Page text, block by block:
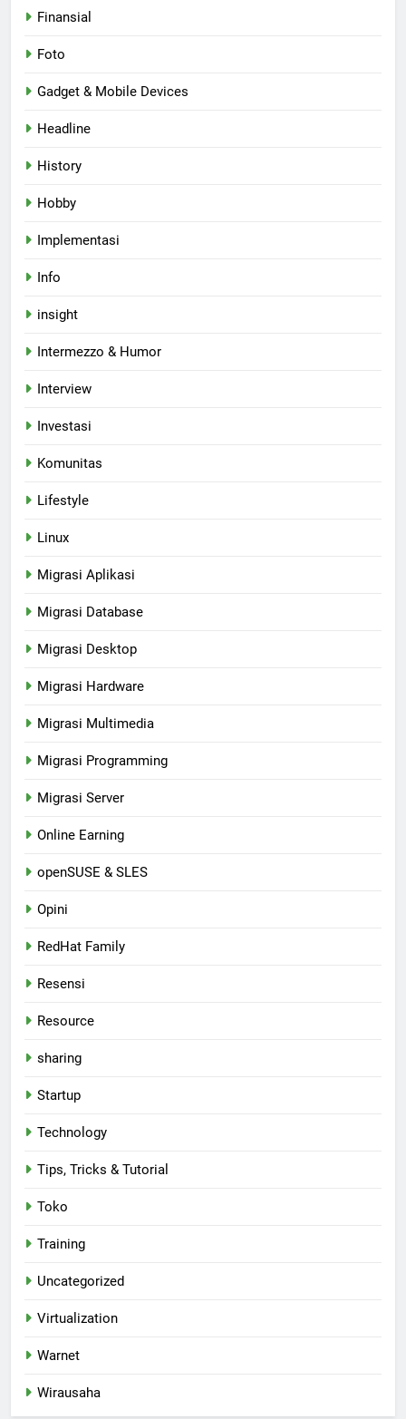
Finansial
Foto
Gadget & Mobile Devices
Headline
History
Hobby
Implementasi
Info
insight
Intermezzo & Humor
Interview
Investasi
Komunitas
Lifestyle
Linux
Migrasi Aplikasi
Migrasi Database
Migrasi Desktop
Migrasi Hardware
Migrasi Multimedia
Migrasi Programming
Migrasi Server
Online Earning
openSUSE & SLES
Opini
RedHat Family
Resensi
Resource
sharing
Startup
Technology
Tips, Tricks & Tutorial
Toko
Training
Uncategorized
Virtualization
Warnet
Wirausaha